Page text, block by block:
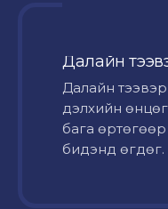
Далайн
Далайн тээвэр
дэлхийн өнцөг
бага
бидэнд өгдөг.